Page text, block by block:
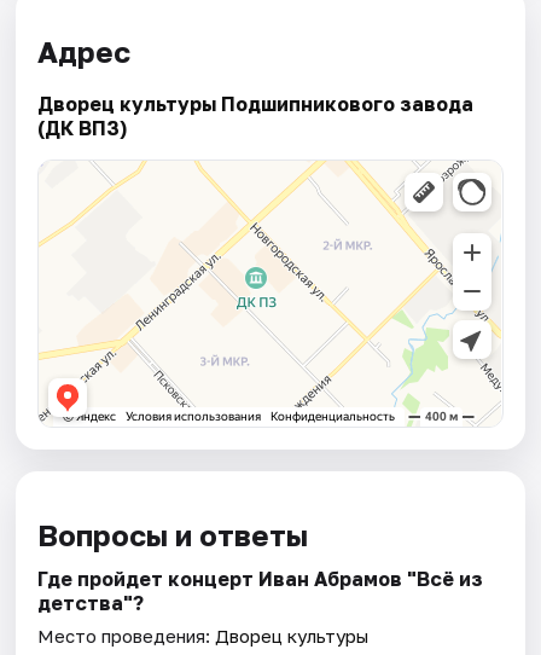
Адрес
Дворец культуры Подшипникового завода
(ДК ВПЗ)
Вопросы и ответы
Где пройдет концерт Иван Абрамов "Всё из
детства"?
Место проведения: Дворец культуры